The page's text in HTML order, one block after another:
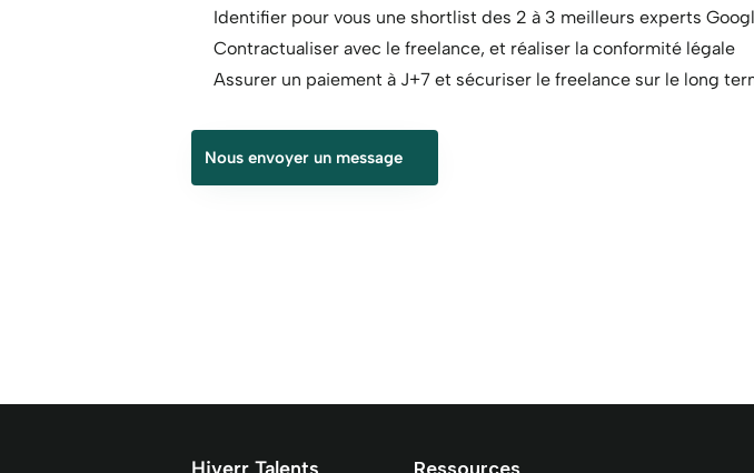
Identifier pour vous une shortlist des 2 à 3 meilleurs experts
Contractualiser avec le freelance, et réaliser la conformité légale
Assurer un paiement à J+7 et sécuriser le freelance sur le long
Nous envoyer un message
Ressources